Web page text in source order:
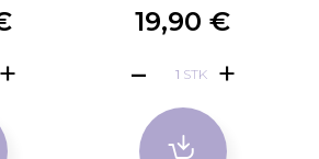
19,90 €
STK